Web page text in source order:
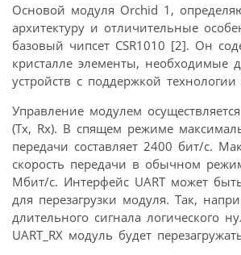
Основой модуля Orchid 1,
архитектуру и отличительные
базовый чипсет CSR1010 [2]. Он
кристалле элементы, необходимые
устройств с поддержкой
Управление модулем
(Tx, Rx). В спящем режиме
передачи составляет 2400 бит/с.
скорость передачи в обычном
Мбит/c. Интерфейс UART может
для перезагрузки модуля. Так,
длительного сигнала логического
UART_RX модуль будет